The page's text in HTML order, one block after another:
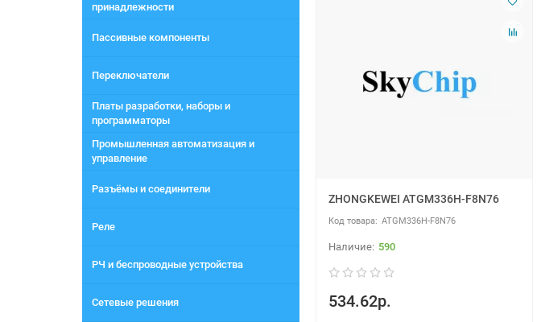
принадлежности
Пассивные компоненты
Переключатели
Платы разработки, наборы и
программаторы
Промышленная автоматизация и
управление
Разъёмы и соединители
Реле
РЧ и беспроводные устройства
Сетевые решения
ZHONGKEWEI ATGM336H-F8N76
ATGM336H-F8N76
590
534.62р.